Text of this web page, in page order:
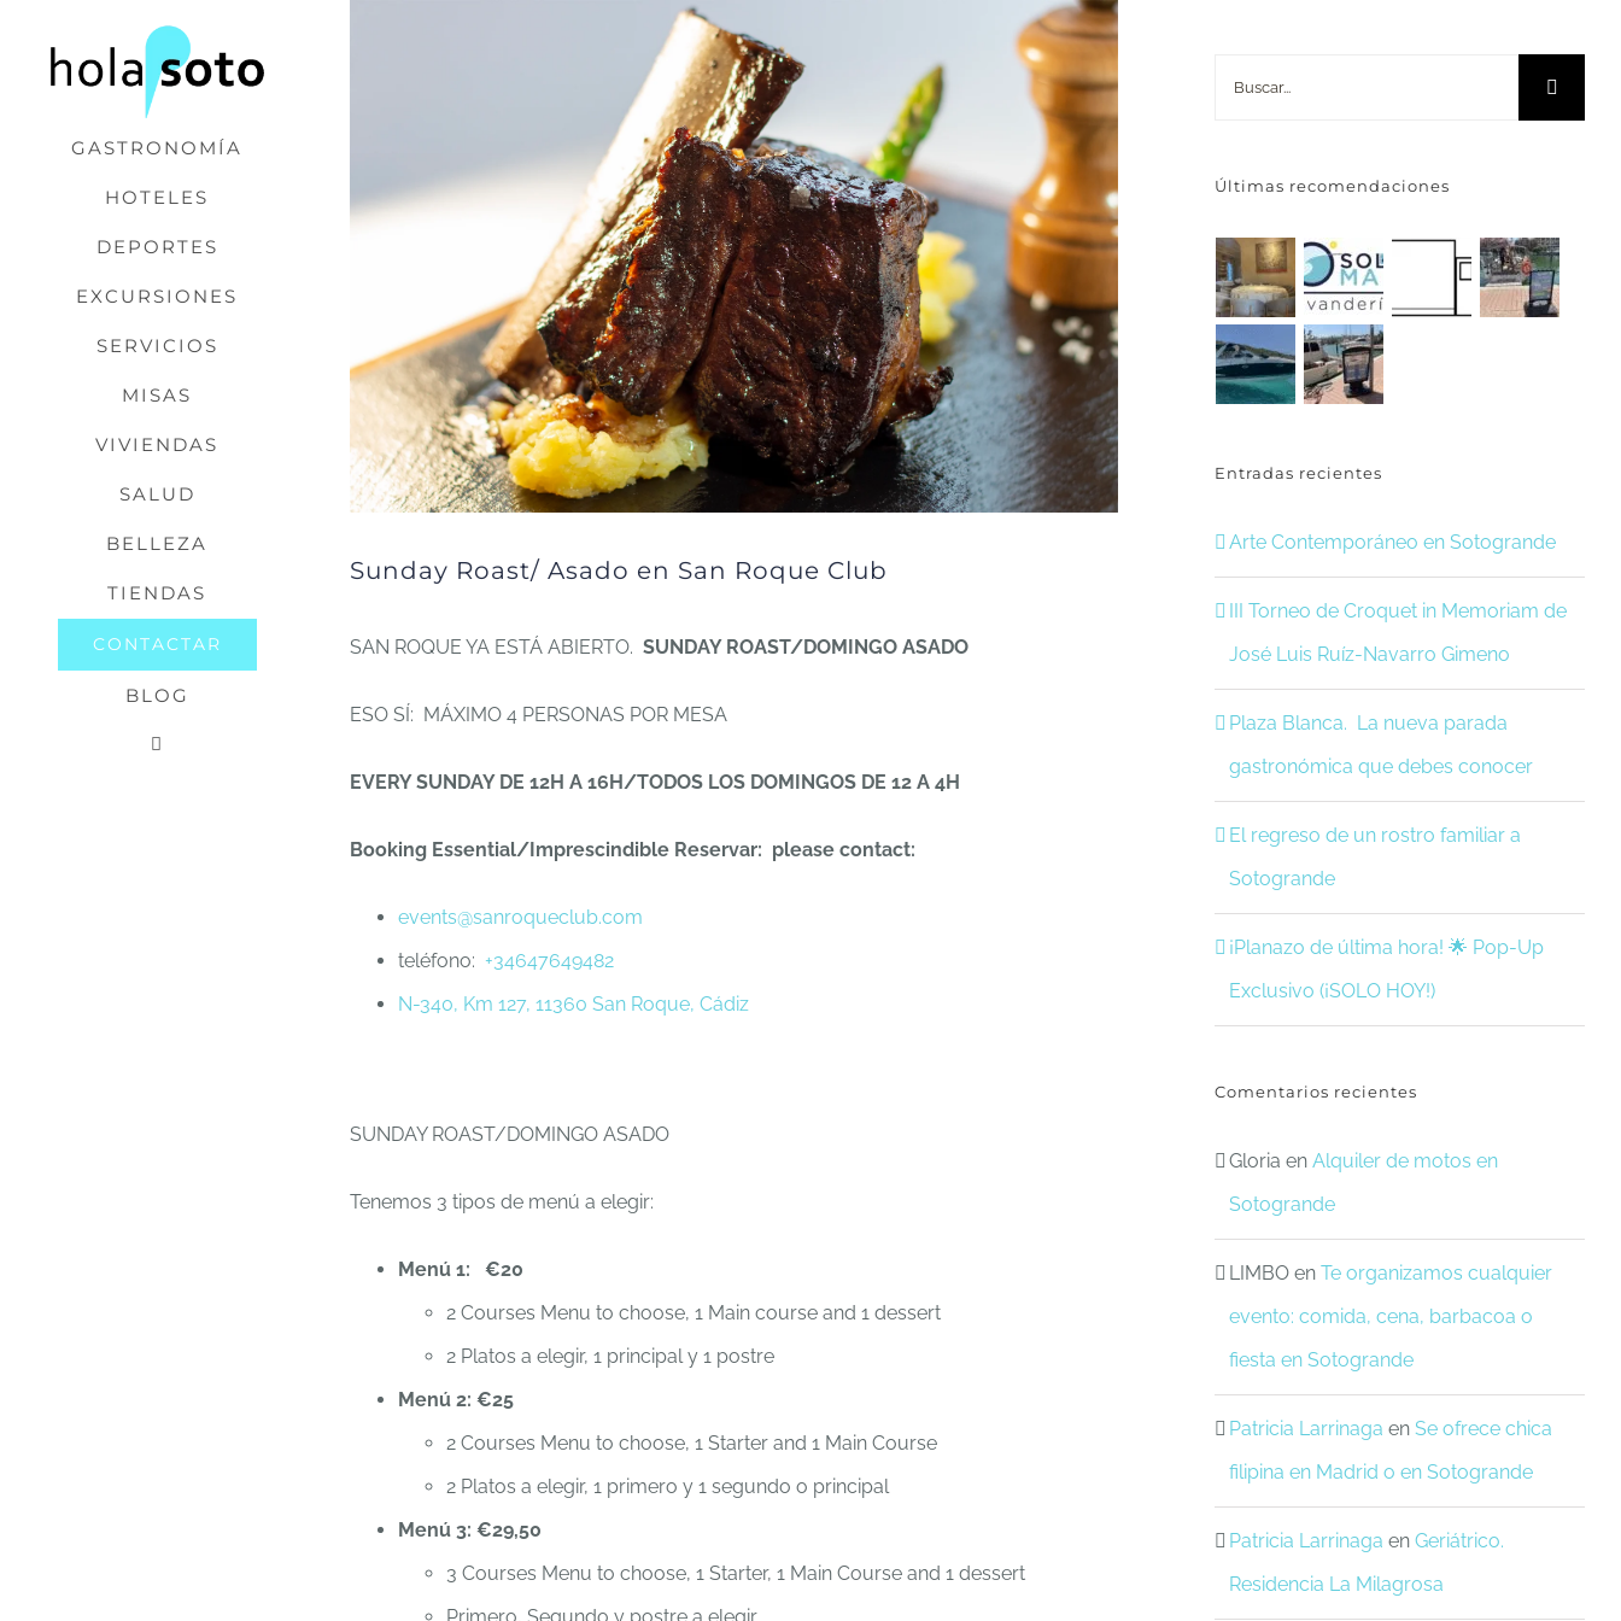
GASTRONOMÍA
HOTELES
DEPORTES
EXCURSIONES
SERVICIOS
MISAS
VIVIENDAS
SALUD
BELLEZA
TIENDAS
CONTACTAR
BLOG
Sunday Roast/ Asado en San Roque Club
SAN ROQUE YA ESTÁ ABIERTO. SUNDAY ROAST/DOMINGO ASADO
ESO SÍ: MÁXIMO 4 PERSONAS POR MESA
EVERY SUNDAY DE 12H A 16H/TODOS LOS DOMINGOS DE 12 A 4H
Booking Essential/Imprescindible Reservar: please contact:
events@sanroqueclub.com
teléfono: +34647649482
N-340, Km 127, 11360 San Roque, Cádiz
SUNDAY ROAST/DOMINGO ASADO
Tenemos 3 tipos de menú a elegir:
Menú 1: €20
2 Courses Menu to choose, 1 Main course and 1 dessert
2 Platos a elegir, 1 principal y 1 postre
Menú 2: €25
2 Courses Menu to choose, 1 Starter and 1 Main Course
2 Platos a elegir, 1 primero y 1 segundo o principal
Menú 3: €29,50
3 Courses Menu to choose, 1 Starter, 1 Main Course and 1 dessert
Primero, Segundo y postre a elegir
Últimas recomendaciones
Entradas recientes
Arte Contemporáneo en Sotogrande
III Torneo de Croquet in Memoriam de
José Luis Ruíz-Navarro Gimeno
Plaza Blanca. La nueva parada
gastronómica que debes conocer
El regreso de un rostro familiar a
Sotogrande
¡Planazo de última hora! 🌟 Pop-Up
Exclusivo (¡SOLO HOY!)
Comentarios recientes
Gloria en Alquiler de motos en
Sotogrande
LIMBOen Te organizamos cualquier
evento: comida, cena, barbacoa o
fiesta en Sotogrande
Patricia Larrinaga en Se ofrece chica
filipina en Madrid o en Sotogrande
Patricia Larrinaga en Geriátrico.
Residencia La Milagrosa